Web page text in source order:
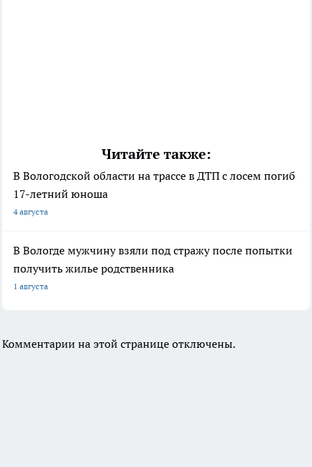
Читайте также:
В Вологодской области на трассе в ДТП с лосем погиб
17-летний юноша
4 августа
В Вологде мужчину взяли под стражу после попытки
получить жилье родственника
1 августа
Комментарии на этой странице отключены.